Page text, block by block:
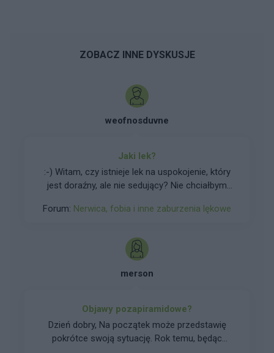
ZOBACZ INNE DYSKUSJE
weofnosduvne
Jaki lek?
:-) Witam, czy istnieje lek na uspokojenie, który
jest doraźny, ale nie sedujący? Nie chciałbym
borykam się z silnym lekiem sytuacyjnym.
leku na bazie benzodiazepiny lub hydroksyzyny.
Za niedługo moja pierwsza wizyta u
możliwości. Dziękuję.
Forum: Nerwica, fobia i inne zaburzenia lękowe
merson
Objawy pozapiramidowe?
Dzień dobry, Na początek może przedstawię
pokrótce swoją sytuację. Rok temu, będąc